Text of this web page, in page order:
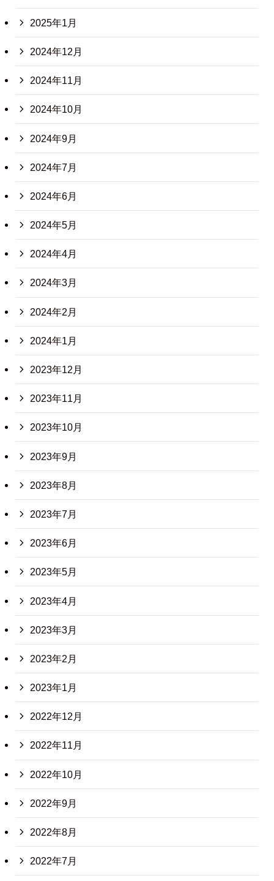
2025年1月
2024年12月
2024年11月
2024年10月
2024年9月
2024年7月
2024年6月
2024年5月
2024年4月
2024年3月
2024年2月
2024年1月
2023年12月
2023年11月
2023年10月
2023年9月
2023年8月
2023年7月
2023年6月
2023年5月
2023年4月
2023年3月
2023年2月
2023年1月
2022年12月
2022年11月
2022年10月
2022年9月
2022年8月
2022年7月